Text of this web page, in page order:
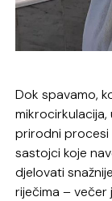
Dok spavamo,
prirodni procesi
sastojci koje
djelovati
riječima –